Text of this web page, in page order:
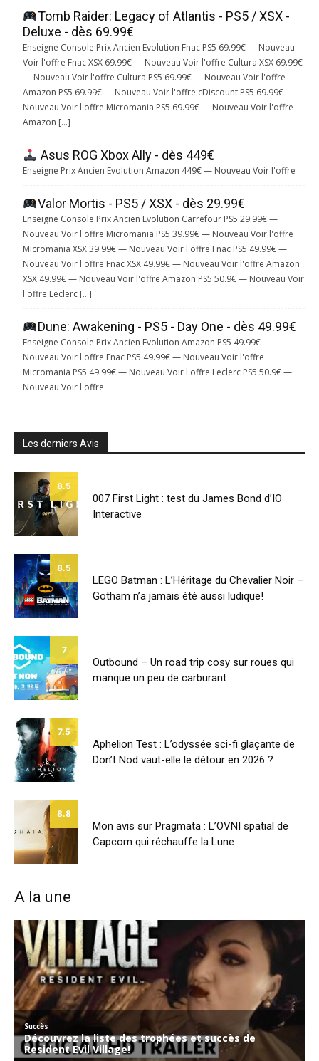
Tomb Raider: Legacy of Atlantis - PS5 / XSX -
Deluxe - dès 69.99€
Enseigne Console Prix Ancien Evolution Fnac PS5 69.99€ — Nouveau
Voir l'offre Fnac XSX 69.99€ — Nouveau Voir l'offre Cultura XSX 69.99€
— Nouveau Voir l'offre Cultura PS5 69.99€ — Nouveau Voir l'offre
Amazon PS5 69.99€ — Nouveau Voir l'offre cDiscount PS5 69.99€ —
Nouveau Voir l'offre Micromania PS5 69.99€ — Nouveau Voir l'offre
Amazon […]
Asus ROG Xbox Ally - dès 449€
Enseigne Prix Ancien Evolution Amazon 449€ — Nouveau Voir l'offre
Valor Mortis - PS5 / XSX - dès 29.99€
Enseigne Console Prix Ancien Evolution Carrefour PS5 29.99€ —
Nouveau Voir l'offre Micromania PS5 39.99€ — Nouveau Voir l'offre
Micromania XSX 39.99€ — Nouveau Voir l'offre Fnac PS5 49.99€ —
Nouveau Voir l'offre Fnac XSX 49.99€ — Nouveau Voir l'offre Amazon
XSX 49.99€ — Nouveau Voir l'offre Amazon PS5 50.9€ — Nouveau Voir
l'offre Leclerc […]
Dune: Awakening - PS5 - Day One - dès 49.99€
Enseigne Console Prix Ancien Evolution Amazon PS5 49.99€ —
Nouveau Voir l'offre Fnac PS5 49.99€ — Nouveau Voir l'offre
Micromania PS5 49.99€ — Nouveau Voir l'offre Leclerc PS5 50.9€ —
Nouveau Voir l'offre
Les derniers Avis
8.5
007 First Light : test du James Bond d’IO
Interactive
8.5
LEGO Batman : L’Héritage du Chevalier Noir –
Gotham n’a jamais été aussi ludique!
7
Outbound – Un road trip cosy sur roues qui
manque un peu de carburant
7.5
Aphelion Test : L’odyssée sci-fi glaçante de
Don’t Nod vaut-elle le détour en 2026 ?
8.8
Mon avis sur Pragmata : L’OVNI spatial de
Capcom qui réchauffe la Lune
A la une